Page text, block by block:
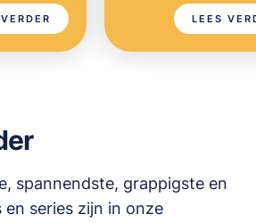
LEES
spannendste, grappigste en
series zijn in onze